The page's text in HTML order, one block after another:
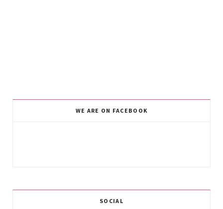
WE ARE ON FACEBOOK
SOCIAL